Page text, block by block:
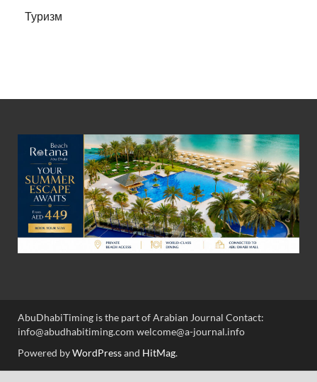
Туризм
AbuDhabiTiming is the part of Arabian Journal Contact:
info@abudhabitiming.com welcome@a-journal.info
Powered byWordPressand HitMag.